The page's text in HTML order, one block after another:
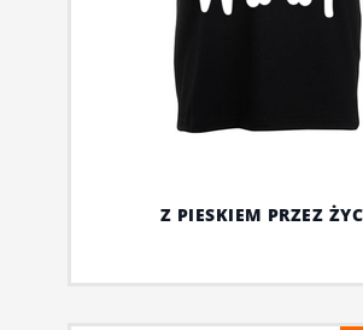
Z PIESKIEM PRZEZ